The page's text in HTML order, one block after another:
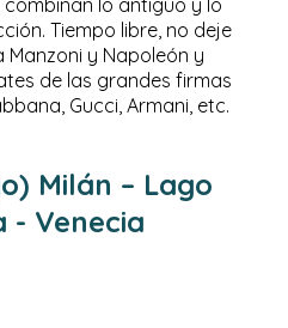
lo antiguo y lo
Tiempo libre, no deje
y Napoleón y
de las grandes firmas
Gucci, Armani, etc.
Milán – Lago
- Venecia